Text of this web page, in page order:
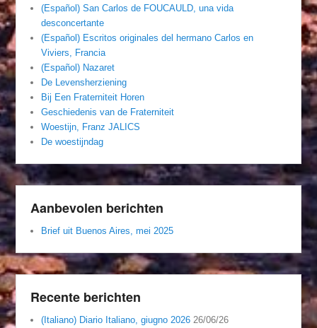
(Español) San Carlos de FOUCAULD, una vida
desconcertante
(Español) Escritos originales del hermano Carlos en
Viviers, Francia
(Español) Nazaret
De Levensherziening
Bij Een Fraterniteit Horen
Geschiedenis van de Fraterniteit
Woestijn, Franz JALICS
De woestijndag
Aanbevolen berichten
Brief uit Buenos Aires, mei 2025
Recente berichten
(Italiano) Diario Italiano, giugno 2026 26/06/26